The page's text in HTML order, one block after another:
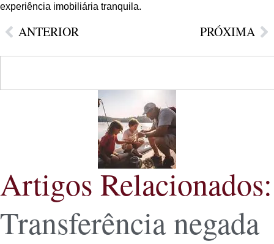
experiência imobiliária tranquila.
ANTERIOR PRÓXIMA
Artigos Relacionados:
Transferência negada